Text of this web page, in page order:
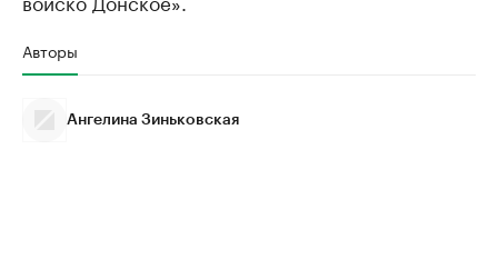
Авторы
Ангелина Зиньковская